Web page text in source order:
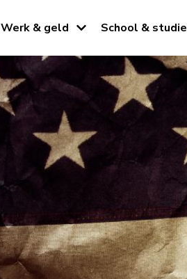
Werk & geld School & studie